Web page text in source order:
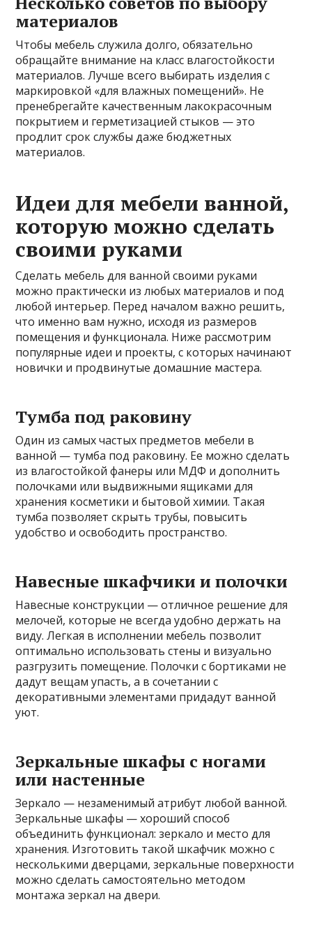
материалов
Чтобы мебель служила долго, обязательно
обращайте внимание на класс влагостойкости
материалов. Лучше всего выбирать изделия с
маркировкой «для влажных помещений». Не
пренебрегайте качественным лакокрасочным
покрытием и герметизацией стыков — это
продлит срок службы даже бюджетных
материалов.
Идеи для мебели ванной,
которую можно сделать
своими руками
Сделать мебель для ванной своими руками
можно практически из любых материалов и под
любой интерьер. Перед началом важно решить,
что именно вам нужно, исходя из размеров
помещения и функционала. Ниже рассмотрим
популярные идеи и проекты, с которых начинают
новички и продвинутые домашние мастера.
Тумба под раковину
Один из самых частых предметов мебели в
ванной — тумба под раковину. Ее можно сделать
из влагостойкой фанеры или МДФ и дополнить
полочками или выдвижными ящиками для
хранения косметики и бытовой химии. Такая
тумба позволяет скрыть трубы, повысить
удобство и освободить пространство.
Навесные шкафчики и полочки
Навесные конструкции — отличное решение для
мелочей, которые не всегда удобно держать на
виду. Легкая в исполнении мебель позволит
оптимально использовать стены и визуально
разгрузить помещение. Полочки с бортиками не
дадут вещам упасть, а в сочетании с
декоративными элементами придадут ванной
уют.
Зеркальные шкафы с ногами
или настенные
Зеркало — незаменимый атрибут любой ванной.
Зеркальные шкафы — хороший способ
объединить функционал: зеркало и место для
хранения. Изготовить такой шкафчик можно с
несколькими дверцами, зеркальные поверхности
можно сделать самостоятельно методом
монтажа зеркал на двери.